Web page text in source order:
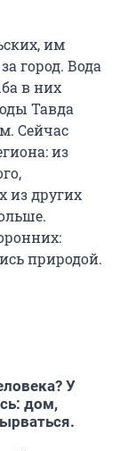
им
город. Вода
в них
Тавда
Сейчас
из
из других
природой.
У
дом,